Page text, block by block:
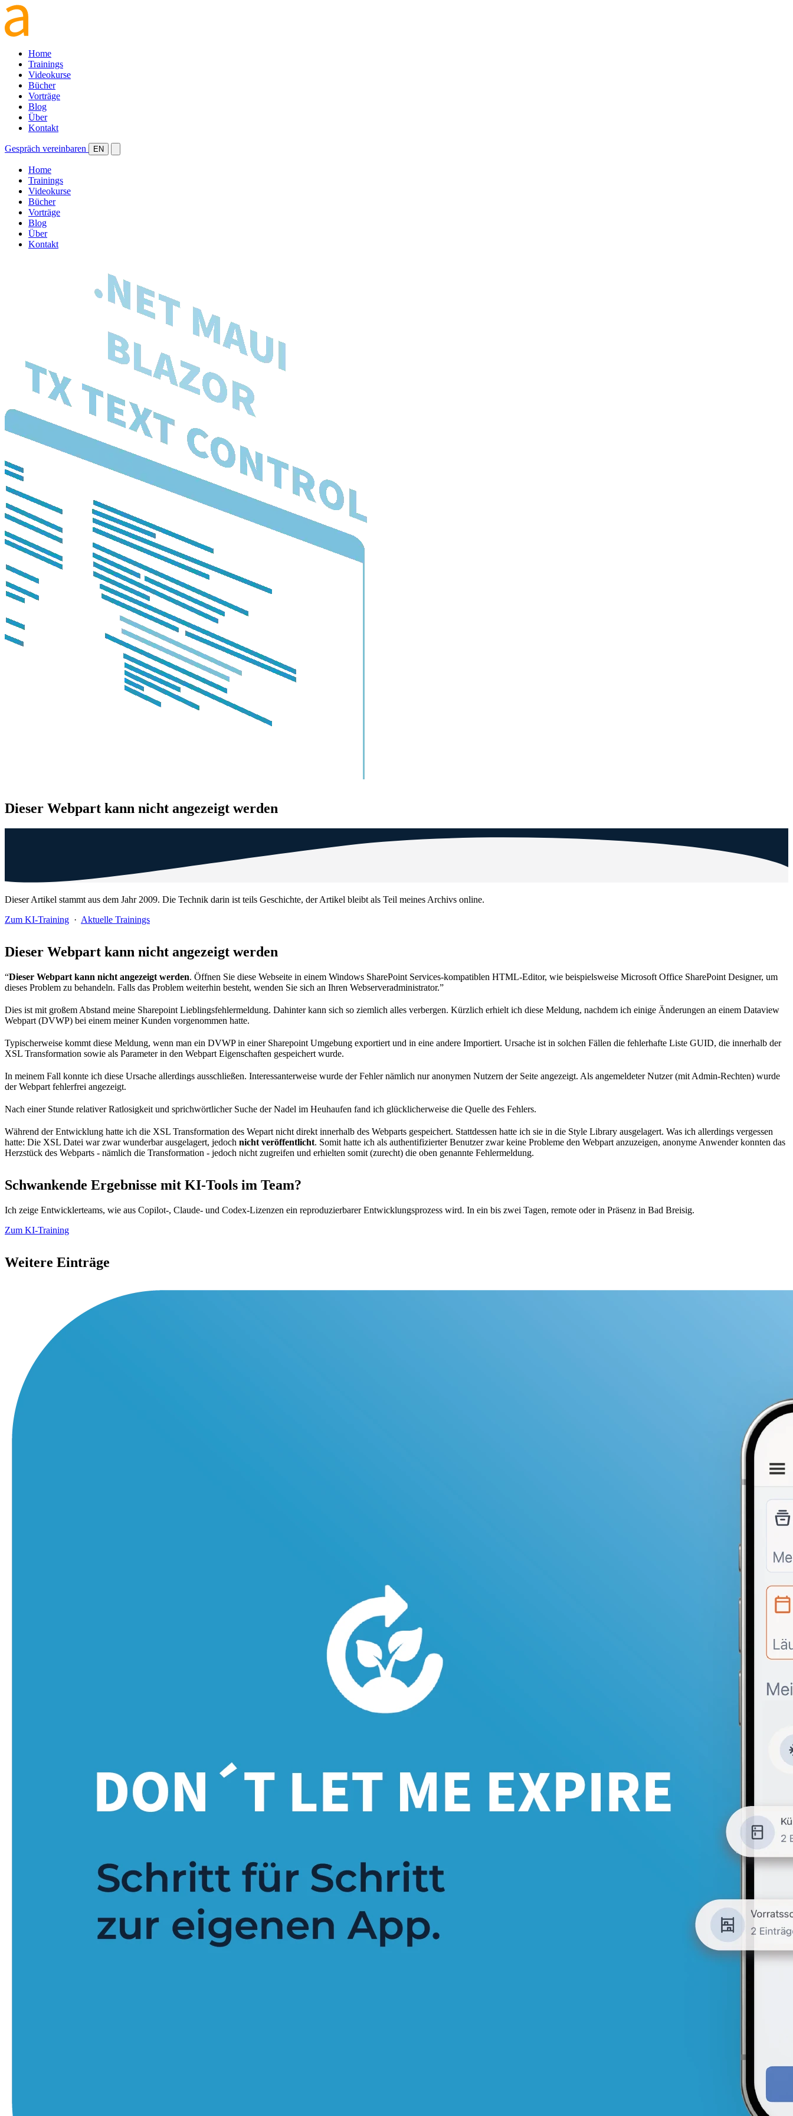
Home
Trainings
Videokurse
Bücher
Vorträge
Blog
Über
Kontakt
Gespräch vereinbaren EN
Home
Trainings
Videokurse
Bücher
Vorträge
Blog
Über
Kontakt
Dieser Webpart kann nicht angezeigt werden
Dieser Artikel stammt aus dem Jahr 2009. Die Technik darin ist teils Geschichte, der Artikel bleibt als Teil meines Archivs online.
Zum KI-Training · Aktuelle Trainings
Dieser Webpart kann nicht angezeigt werden
“Dieser Webpart kann nicht angezeigt werden. Öffnen Sie diese Webseite in einem Windows SharePoint Services-kompatiblen HTML-Editor, wie beispielsweise Microsoft Office SharePoint Designer, um
dieses Problem zu behandeln. Falls das Problem weiterhin besteht, wenden Sie sich an Ihren Webserveradministrator.”
Dies ist mit großem Abstand meine Sharepoint Lieblingsfehlermeldung. Dahinter kann sich so ziemlich alles verbergen. Kürzlich erhielt ich diese Meldung, nachdem ich einige Änderungen an einem Dataview
Webpart (DVWP) bei einem meiner Kunden vorgenommen hatte.
Typischerweise kommt diese Meldung, wenn man ein DVWP in einer Sharepoint Umgebung exportiert und in eine andere Importiert. Ursache ist in solchen Fällen die fehlerhafte Liste GUID, die innerhalb der
XSL Transformation sowie als Parameter in den Webpart Eigenschaften gespeichert wurde.
In meinem Fall konnte ich diese Ursache allerdings ausschließen. Interessanterweise wurde der Fehler nämlich nur anonymen Nutzern der Seite angezeigt. Als angemeldeter Nutzer (mit Admin-Rechten) wurde
der Webpart fehlerfrei angezeigt.
Nach einer Stunde relativer Ratlosigkeit und sprichwörtlicher Suche der Nadel im Heuhaufen fand ich glücklicherweise die Quelle des Fehlers.
Während der Entwicklung hatte ich die XSL Transformation des Wepart nicht direkt innerhalb des Webparts gespeichert. Stattdessen hatte ich sie in die Style Library ausgelagert. Was ich allerdings vergessen
hatte: Die XSL Datei war zwar wunderbar ausgelagert, jedoch nicht veröffentlicht. Somit hatte ich als authentifizierter Benutzer zwar keine Probleme den Webpart anzuzeigen, anonyme Anwender konnten das
Herzstück des Webparts - nämlich die Transformation - jedoch nicht zugreifen und erhielten somit (zurecht) die oben genannte Fehlermeldung.
Schwankende Ergebnisse mit KI-Tools im Team?
Ich zeige Entwicklerteams, wie aus Copilot-, Claude- und Codex-Lizenzen ein reproduzierbarer Entwicklungsprozess wird. In ein bis zwei Tagen, remote oder in Präsenz in Bad Breisig.
Zum KI-Training
Weitere Einträge